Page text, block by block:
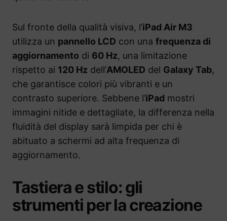
Sul fronte della qualità visiva, l’iPad Air M3
utilizza un pannello LCD con una frequenza di
aggiornamento di 60 Hz, una limitazione
rispetto ai 120 Hz dell’AMOLED del Galaxy Tab,
che garantisce colori più vibranti e un
contrasto superiore. Sebbene l’iPad mostri
immagini nitide e dettagliate, la differenza nella
fluidità del display sarà limpida per chi è
abituato a schermi ad alta frequenza di
aggiornamento.
Tastiera e stilo: gli
strumenti per la creazione